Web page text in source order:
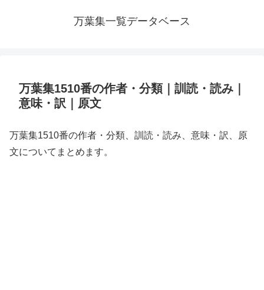
万葉集一覧データベース
万葉集1510番の作者・分類｜訓読・読み｜
意味・訳｜原文
万葉集1510番の作者・分類、訓読・読み、意味・訳、原
文についてまとめます。